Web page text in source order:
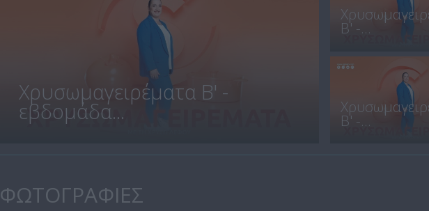
Χρυσωμαγειρέματα Β' -
εβδομάδα...
Β' -...
Β' -...
ΦΩΤΟΓΡΑΦΙΕΣ